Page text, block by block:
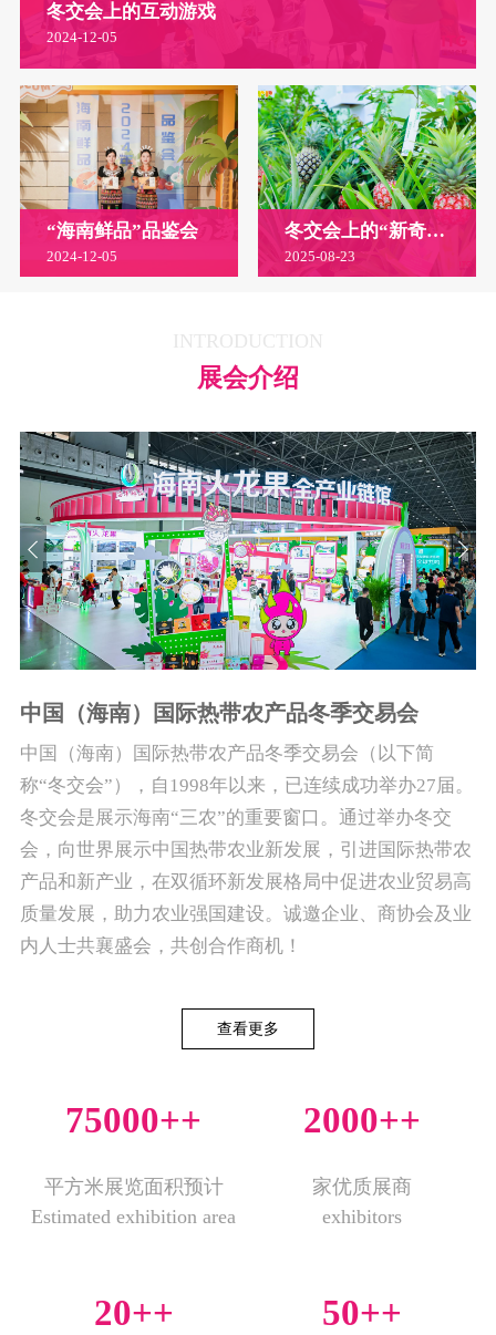
冬交会上的互动游戏
2024-12-05
“海南鲜品”品鉴会
2024-12-05
冬交会上的“新奇特优”农产品
2025-08-23
INTRODUCTION
展会介绍
中国（海南）国际热带农产品冬季交易会
中国（海南）国际热带农产品冬季交易会（以下简
称“冬交会”），自1998年以来，已连续成功举办27届。
冬交会是展示海南“三农”的重要窗口。通过举办冬交
会，向世界展示中国热带农业新发展，引进国际热带农
产品和新产业，在双循环新发展格局中促进农业贸易高
质量发展，助力农业强国建设。诚邀企业、商协会及业
内人士共襄盛会，共创合作商机！
查看更多
75000++
平方米展览面积预计
Estimated exhibition area
2000++
家优质展商
exhibitors
20++ 50++